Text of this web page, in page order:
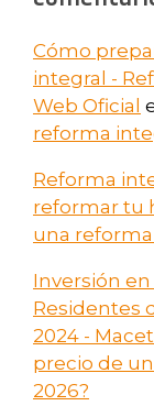
Cómo
integral -
Web Oficial
reforma
Reforma
reformar tu
una
Inversión
Residentes
2024 -
precio de
2026?